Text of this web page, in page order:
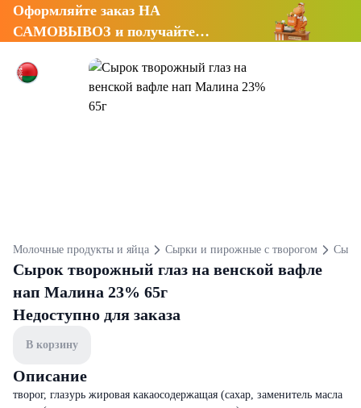
Оформляйте заказ НА
САМОВЫВОЗ и получайте
Молочные продукты и яйца Сырки и пирожные с творогом
Сырок творожный глаз на венской вафле
нап Малина 23% 65г
Недоступно для заказа
В корзину
Описание
творог, глазурь жировая какаосодержащая (сахар, заменитель масла